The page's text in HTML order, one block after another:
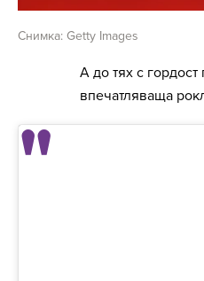
Снимка: Getty Images
А до тях с
впечатляваща